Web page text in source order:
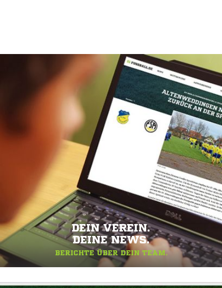
DEIN VEREIN.
DEINE NEWS.
BERICHTE ÜBER DEIN TEAM.